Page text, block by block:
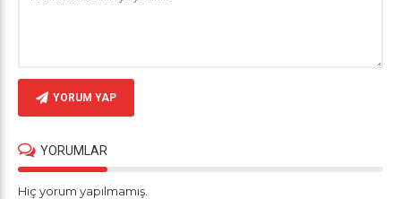
YORUM YAP
YORUMLAR
Hiç yorum yapılmamış.